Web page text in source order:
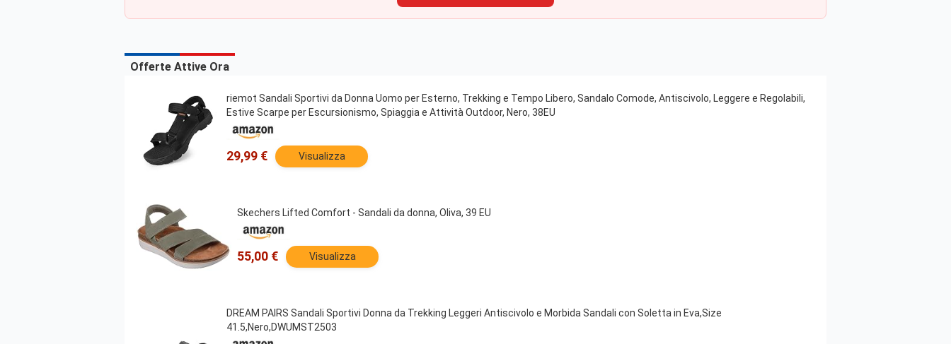
Offerte Attive Ora
riemot Sandali Sportivi da Donna Uomo per Esterno, Trekking e Tempo Libero, Sandalo Comode, Antiscivolo, Leggere e Regolabili,
Estive Scarpe per Escursionismo, Spiaggia e Attività Outdoor, Nero, 38EU
29,99 € Visualizza
Skechers Lifted Comfort - Sandali da donna, Oliva, 39 EU
55,00 € Visualizza
DREAM PAIRS Sandali Sportivi Donna da Trekking Leggeri Antiscivolo e Morbida Sandali con Soletta in Eva,Size
41.5,Nero,DWUMST2503